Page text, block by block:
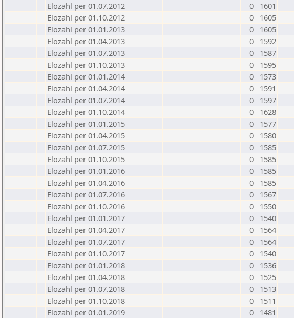
Elozahl per 01.07.2012
0
1601
Elozahl per 01.10.2012
0
1605
Elozahl per 01.01.2013
0
1605
Elozahl per 01.04.2013
0
1592
Elozahl per 01.07.2013
0
1587
Elozahl per 01.10.2013
0
1595
Elozahl per 01.01.2014
0
1573
Elozahl per 01.04.2014
0
1591
Elozahl per 01.07.2014
0
1597
Elozahl per 01.10.2014
0
1628
Elozahl per 01.01.2015
0
1577
Elozahl per 01.04.2015
0
1580
Elozahl per 01.07.2015
0
1585
Elozahl per 01.10.2015
0
1585
Elozahl per 01.01.2016
0
1585
Elozahl per 01.04.2016
0
1585
Elozahl per 01.07.2016
0
1567
Elozahl per 01.10.2016
0
1550
Elozahl per 01.01.2017
0
1540
Elozahl per 01.04.2017
0
1564
Elozahl per 01.07.2017
0
1564
Elozahl per 01.10.2017
0
1540
Elozahl per 01.01.2018
0
1536
Elozahl per 01.04.2018
0
1525
Elozahl per 01.07.2018
0
1513
Elozahl per 01.10.2018
0
1511
Elozahl per 01.01.2019
0
1481